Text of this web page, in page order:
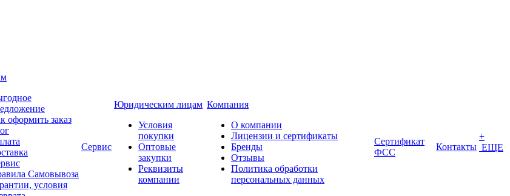
оформить заказ
Самовывоза
условия
Сервис
Юридическим лицам
Условия
покупки
Оптовые
закупки
Реквизиты
компании
Компания
О компании
Лицензии и сертификаты
Бренды
Отзывы
Политика обработки
персональных данных
Сертификат
ФСС
Контакты
+
ЕЩЕ